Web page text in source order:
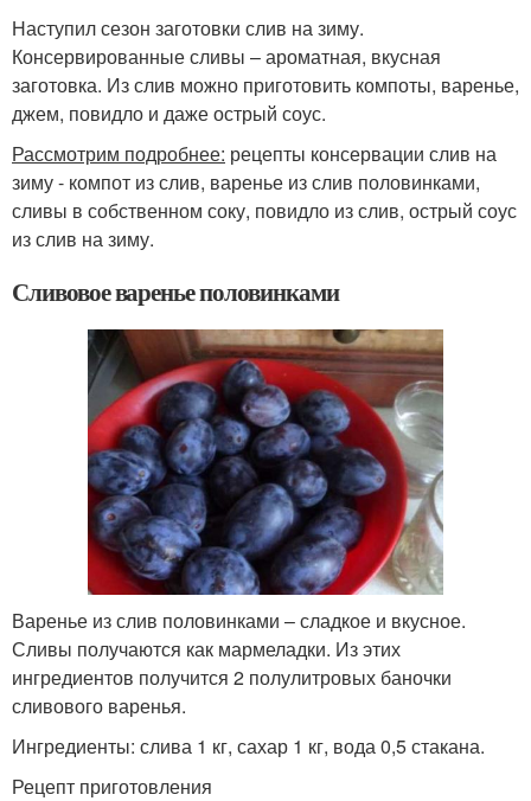
Наступил сезон заготовки слив на зиму.
Консервированные сливы – ароматная, вкусная
заготовка. Из слив можно приготовить компоты, варенье,
джем, повидло и даже острый соус.
Рассмотрим подробнее: рецепты консервации слив на
зиму - компот из слив, варенье из слив половинками,
сливы в собственном соку, повидло из слив, острый соус
из слив на зиму.
Сливовое варенье половинками
Варенье из слив половинками – сладкое и вкусное.
Сливы получаются как мармеладки. Из этих
ингредиентов получится 2 полулитровых баночки
сливового варенья.
Ингредиенты: слива 1 кг, сахар 1 кг, вода 0,5 стакана.
Рецепт приготовления